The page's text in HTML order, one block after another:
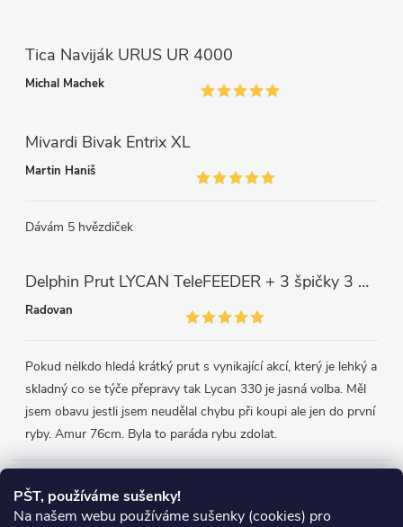
PŠT, používáme sušenky!
Na našem webu používáme sušenky (cookies) pro
s
u
Tica Naviják URUS UR 4000
Michal Machek
Mivardi Bivak Entrix XL
Martin Haniš
Dávám 5 hvězdiček
Delphin Prut LYCAN TeleFEEDER + 3 špičky 3 m, 80 g
Radovan
Pokud nėlkdo hledá krátký prut s vynikající akcí, který je lehký a
skladný co se týče přepravy tak Lycan 330 je jasná volba. Měl
jsem obavu jestli jsem neudělal chybu při koupi ale jen do první
ryby. Amur 76cm. Byla to paráda rybu zdolat.
Přijímáme online platby